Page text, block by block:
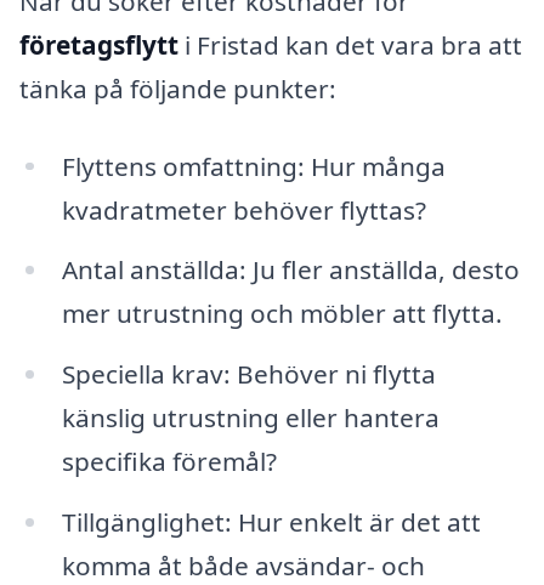
företagsflytt i Fristad kan det vara bra att
tänka på följande punkter:
Flyttens omfattning: Hur många
kvadratmeter behöver flyttas?
Antal anställda: Ju fler anställda, desto
mer utrustning och möbler att flytta.
Speciella krav: Behöver ni flytta
känslig utrustning eller hantera
specifika föremål?
Tillgänglighet: Hur enkelt är det att
komma åt både avsändar- och